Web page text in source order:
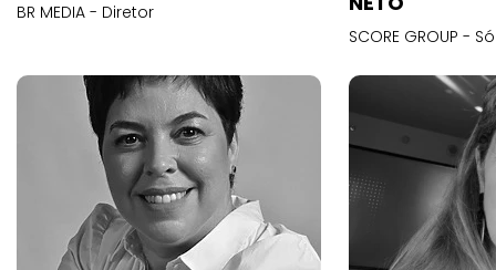
BR MEDIA - Diretor
SCORE GROUP -